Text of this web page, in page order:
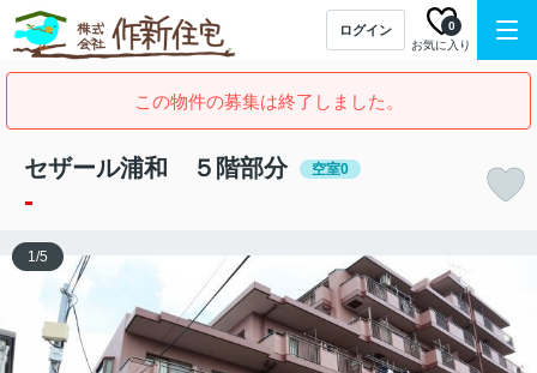
ログイン
お気に入り
0
この物件の募集は終了しました。
セザール浦和 ５階部分 空室0
-
1/5